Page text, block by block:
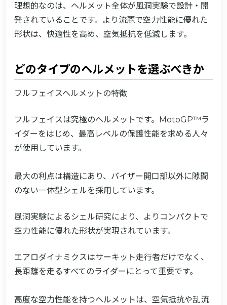
理想的なのは、ヘルメット全体が風洞実験で設計・開
発されていることです。より流麗で空力性能に優れた
形状は、快適性を高め、空気抵抗を低減します。
どのタイプのヘルメットを選ぶべきか
フルフェイスヘルメットの特徴
フルフェイスは究極のヘルメットです。MotoGP™ラ
イダーをはじめ、最高レベルの保護性能を求める人々
が使用しています。
最大の利点は構造にあり、バイザー開口部以外に隙間
のない一体型シェルを採用しています。
風洞実験によるシェル研究により、よりコンパクトで
空力性能に優れた形状が実現されています。
エアロダイナミクスはサーキット走行者だけでなく、
長距離を走るすべてのライダーにとって重要です。
高度な空力性能を持つヘルメットは、空気抵抗や乱流